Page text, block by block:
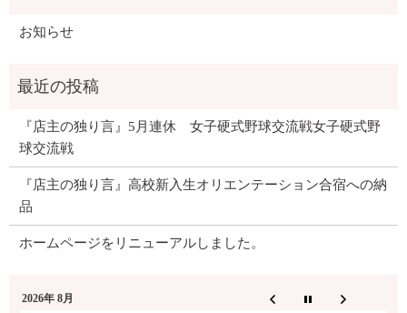
お知らせ
『店主の独り言』5月連休 女子硬式野球交流戦女子硬式野
球交流戦
『店主の独り言』高校新入生オリエンテーション合宿への納
品
ホームページをリニューアルしました。
2026年 8月